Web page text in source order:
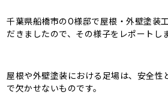
千葉県船橋市のO様邸で屋根・外壁塗装
だきましたので、その様子をレポートしま
屋根や外壁塗装における足場は、安全性
で欠かせないものです。